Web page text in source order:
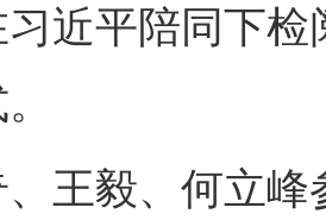
近平陪同下
毅、何立峰
关键词
魏明